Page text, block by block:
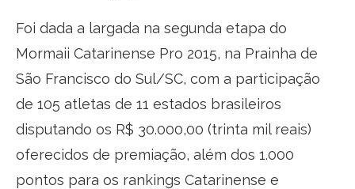
Foi dada a largada na segunda etapa do
Mormaii Catarinense Pro 2015, na Prainha de
São Francisco do Sul/SC, com a participação
de 105 atletas de 11 estados brasileiros
disputando os R$ 30.000,00 (trinta mil reais)
oferecidos de premiação, além dos 1.000
pontos para os rankings Catarinense e